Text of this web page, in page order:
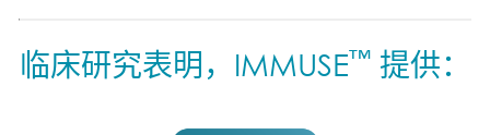
临床研究表明，IMMUSE ™ 提供：